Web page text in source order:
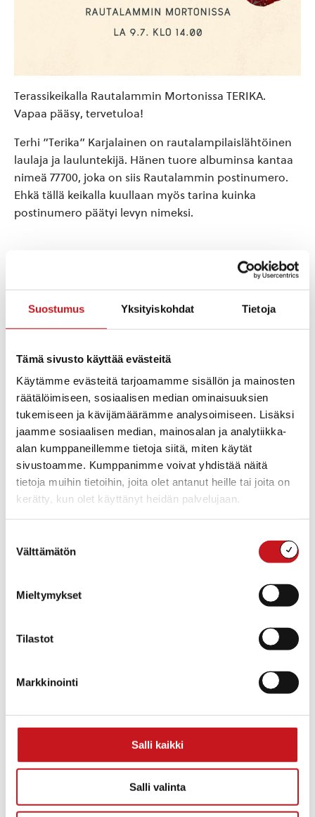
Suostumus Yksityiskohdat Tietoja
Tämä sivusto käyttää evästeitä
Käytämme evästeitä tarjoamamme sisällön ja mainosten
räätälöimiseen, sosiaalisen median ominaisuuksien
tukemiseen ja kävijämäärämme analysoimiseen. Lisäksi
jaamme sosiaalisen median, mainosalan ja analytiikka-
alan kumppaneillemme tietoja siitä, miten käytät
sivustoamme. Kumppanimme voivat yhdistää näitä
tietoja muihin tietoihin, joita olet antanut heille tai joita on
kerätty, kun olet käyttänyt heidän palvelujaan.
valinta
Välttämätön
Mieltymykset
Tilastot
Markkinointi
Salli kaikki
Salli valinta
Terassikeikalla Rautalammin Mortonissa TERIKA.
Vapaa pääsy, tervetuloa!
Terhi ”Terika” Karjalainen on rautalampilaislähtöinen
laulaja ja lauluntekijä. Hänen tuore albuminsa kantaa
nimeä 77700, joka on siis Rautalammin postinumero.
Ehkä tällä keikalla kuullaan myös tarina kuinka
postinumero päätyi levyn nimeksi.
Päivämäärä:
Aika:
14:00
Hinta:
Ilmainen
Kotisivu:
https://www.facebook.com/
events/1114586672736440
Konttiravintola Morton
Siirry Järjestäjän
verkkosivuille
Konttiravintola Morton
Rautalampi
Näytä Tapahtumapaikka WWW-sivusto